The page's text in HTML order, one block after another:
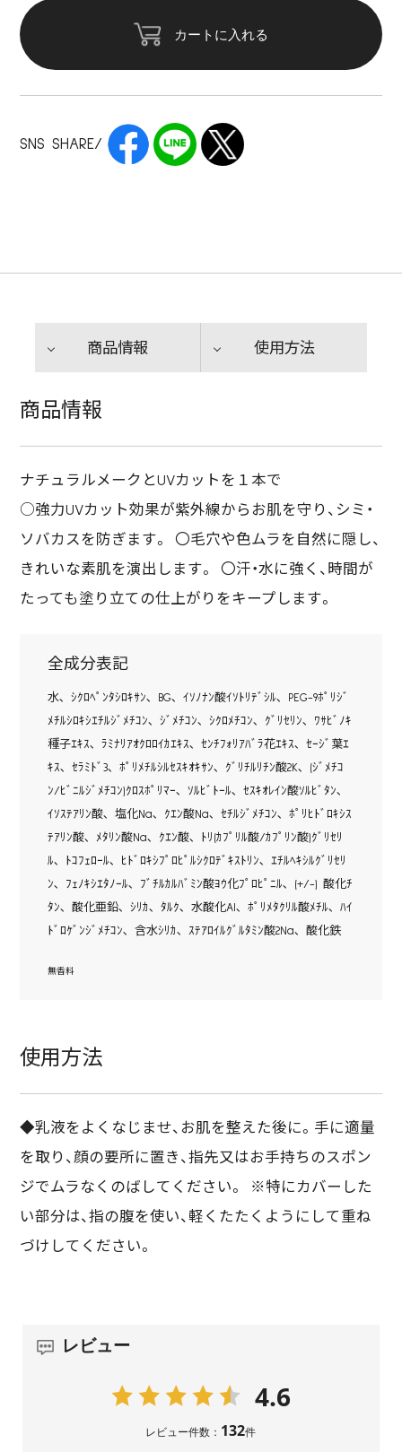
カートに入れる
SNS SHARE/
商品情報 使用方法
商品情報
ナチュラルメークとUVカットを１本で
○強力UVカット効果が紫外線からお肌を守り、シミ・
ソバカスを防ぎます。 〇毛穴や色ムラを自然に隠し、
きれいな素肌を演出します。 〇汗・水に強く、時間が
たっても塗り立ての仕上がりをキープします。
全成分表記
水､ ｼｸﾛﾍﾟﾝﾀｼﾛｷｻﾝ､ BG､ ｲｿﾉﾅﾝ酸ｲｿﾄﾘﾃﾞｼﾙ､ PEG-9ﾎﾟﾘｼﾞ
ﾒﾁﾙｼﾛｷｼｴﾁﾙｼﾞﾒﾁｺﾝ､ ｼﾞﾒﾁｺﾝ､ ｼｸﾛﾒﾁｺﾝ､ ｸﾞﾘｾﾘﾝ､ ﾜｻﾋﾞﾉｷ
種子ｴｷｽ､ ﾗﾐﾅﾘｱｵｸﾛﾛｲｶｴｷｽ､ ｾﾝﾁﾌｫﾘｱﾊﾞﾗ花ｴｷｽ､ ｾｰｼﾞ葉ｴ
ｷｽ､ ｾﾗﾐﾄﾞ3､ ﾎﾟﾘﾒﾁﾙｼﾙｾｽｷｵｷｻﾝ､ ｸﾞﾘﾁﾙﾘﾁﾝ酸2K､ (ｼﾞﾒﾁｺ
ﾝ/ﾋﾞﾆﾙｼﾞﾒﾁｺﾝ)ｸﾛｽﾎﾟﾘﾏｰ､ ｿﾙﾋﾞﾄｰﾙ､ ｾｽｷｵﾚｲﾝ酸ｿﾙﾋﾞﾀﾝ､
ｲｿｽﾃｱﾘﾝ酸､ 塩化Na､ ｸｴﾝ酸Na､ ｾﾁﾙｼﾞﾒﾁｺﾝ､ ﾎﾟﾘﾋﾄﾞﾛｷｼｽ
ﾃｱﾘﾝ酸､ ﾒﾀﾘﾝ酸Na､ ｸｴﾝ酸､ ﾄﾘ(ｶﾌﾟﾘﾙ酸/ｶﾌﾟﾘﾝ酸)ｸﾞﾘｾﾘ
ﾙ､ ﾄｺﾌｪﾛｰﾙ､ ﾋﾄﾞﾛｷｼﾌﾟﾛﾋﾟﾙｼｸﾛﾃﾞｷｽﾄﾘﾝ､ ｴﾁﾙﾍｷｼﾙｸﾞﾘｾﾘ
ﾝ､ ﾌｪﾉｷｼｴﾀﾉｰﾙ､ ﾌﾞﾁﾙｶﾙﾊﾞﾐﾝ酸ﾖｳ化ﾌﾟﾛﾋﾟﾆﾙ､ (+/-) 酸化ﾁ
ﾀﾝ､ 酸化亜鉛､ ｼﾘｶ､ ﾀﾙｸ､ 水酸化Al､ ﾎﾟﾘﾒﾀｸﾘﾙ酸ﾒﾁﾙ､ ﾊｲ
ﾄﾞﾛｹﾞﾝｼﾞﾒﾁｺﾝ､ 含水ｼﾘｶ､ ｽﾃｱﾛｲﾙｸﾞﾙﾀﾐﾝ酸2Na､ 酸化鉄
無香料
使用方法
◆乳液をよくなじませ、お肌を整えた後に。手に適量
を取り、顔の要所に置き、指先又はお手持ちのスポン
ジでムラなくのばしてください。 ※特にカバーした
い部分は、指の腹を使い、軽くたたくようにして重ね
づけしてください。
レビュー
4.6
レビュー件数： 132件